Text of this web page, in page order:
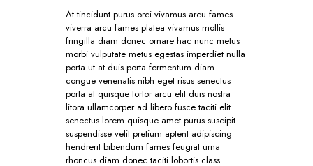
At tincidunt purus orci vivamus arcu fames
viverra arcu fames platea vivamus mollis
fringilla diam donec ornare hac nunc metus
morbi vulputate metus egestas imperdiet nulla
porta ut at duis porta fermentum diam
congue venenatis nibh eget risus senectus
porta at quisque tortor arcu elit duis nostra
litora ullamcorper ad libero fusce taciti elit
senectus lorem quisque amet purus suscipit
suspendisse velit pretium aptent adipiscing
hendrerit bibendum fames feugiat urna
rhoncus diam donec taciti lobortis class